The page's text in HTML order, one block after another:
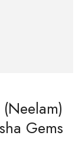
Gems